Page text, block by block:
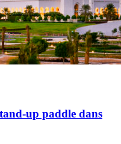
up paddle dans